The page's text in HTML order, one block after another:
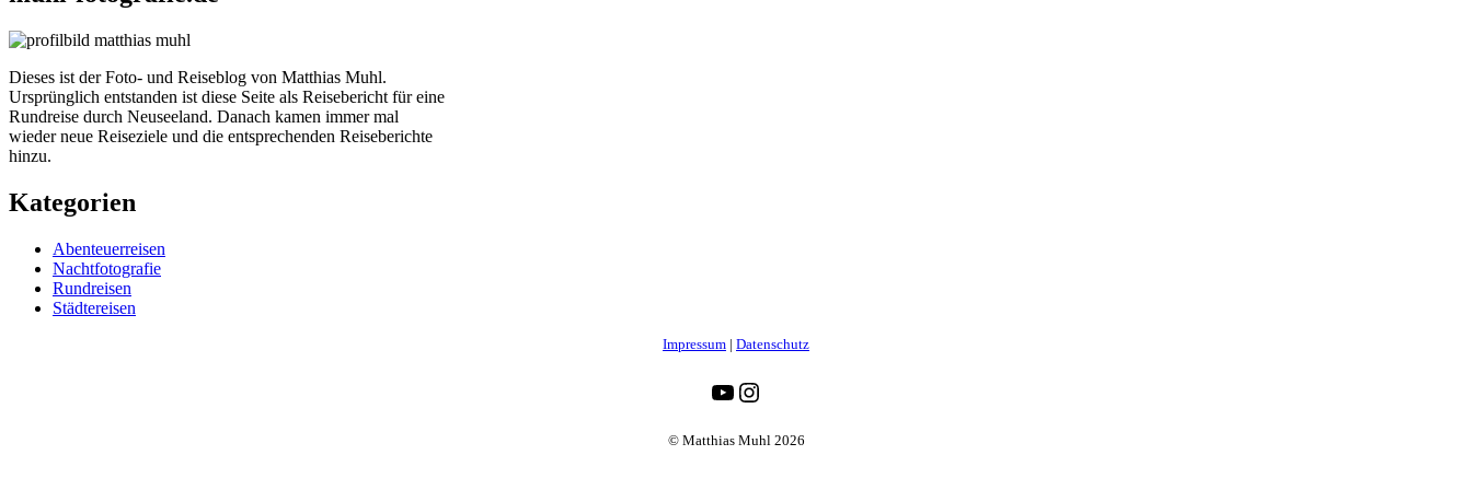
Dieses ist der Foto- und Reiseblog von Matthias Muhl.
Ursprünglich entstanden ist diese Seite als Reisebericht für eine
Rundreise durch Neuseeland. Danach kamen immer mal
wieder neue Reiseziele und die entsprechenden Reiseberichte
hinzu.
Kategorien
Abenteuerreisen
Nachtfotografie
Rundreisen
Städtereisen
Impressum | Datenschutz
YouTube
Instagram
© Matthias Muhl 2026